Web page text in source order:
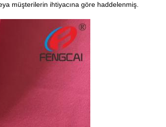
müşterilerin ihtiyacına göre haddelenmiş.